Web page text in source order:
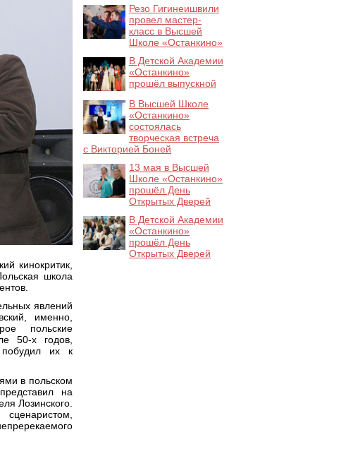
кинокритик,
школа
явлений
именно,
польские
50-х годов,
их к
в польском
на
Лозинского.
Резо Гигинеишвили
провел мастер-
класс в Высшей
Школе «Останкино»
В Детской Академии
«Останкино»
прошёл выпускной
В Высшей Школе
«Останкино»
состоялась
творческая встреча
с Викторией Боней
13 мая в Высшей
Школе «Останкино»
прошёл День
Открытых Дверей
В Детской Академии
«Останкино»
прошёл День
Открытых Дверей